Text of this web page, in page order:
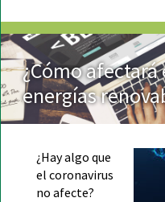
¿Cómo
energías
¿Hay algo que
el coronavirus
no afecte?